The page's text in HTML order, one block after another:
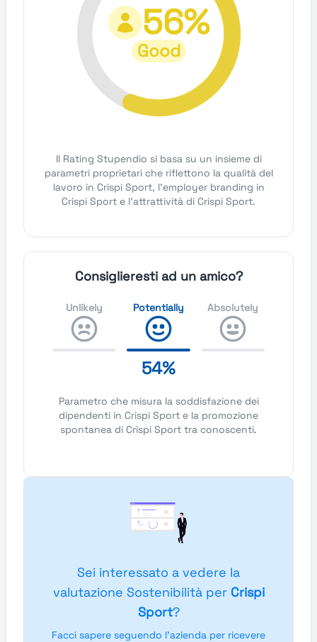
56%
Good
Il Rating Stupendio si basa su un insieme di
parametri proprietari che riflettono la qualità del
lavoro in Crispi Sport, l'employer branding in
Crispi Sport e l'attrattività di Crispi Sport.
Consiglieresti ad un amico?
Unlikely Potentially
54%
Absolutely
Parametro che misura la soddisfazione dei
dipendenti in Crispi Sport e la promozione
spontanea di Crispi Sport tra conoscenti.
Sei interessato a vedere la
valutazione Sostenibilità per Crispi
Sport?
Facci sapere seguendo l'azienda per ricevere